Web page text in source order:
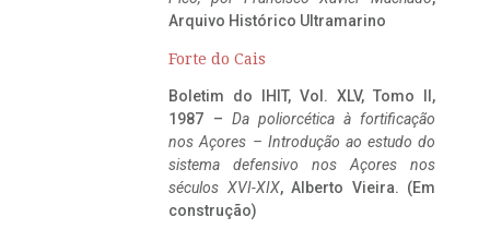
Arquivo Histórico Ultramarino
Forte do Cais
Boletim do IHIT, Vol. XLV, Tomo II,
1987 – Da poliorcética à fortificação
nos Açores – Introdução ao estudo do
sistema defensivo nos Açores nos
séculos XVI-XIX, Alberto Vieira. (Em
construção)